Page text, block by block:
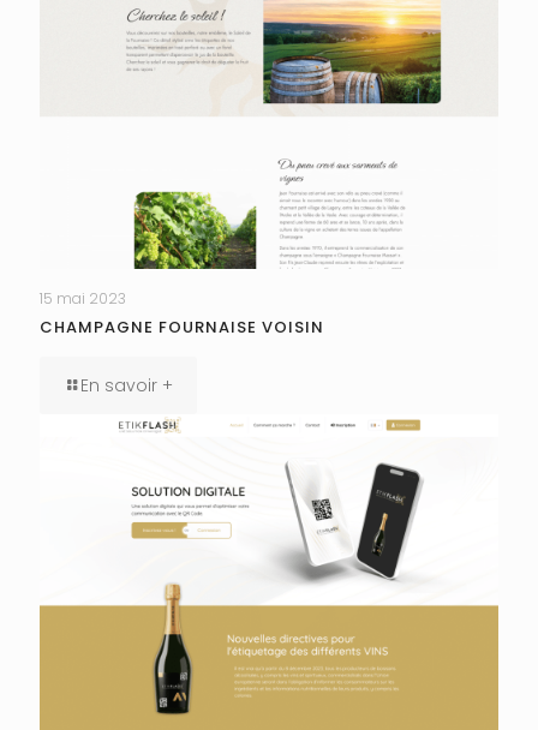
15 mai 2023
CHAMPAGNE FOURNAISE VOISIN
En savoir +